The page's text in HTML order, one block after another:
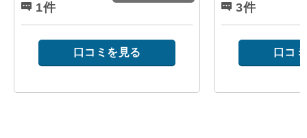
1件
口コミを見る
3件
口コ